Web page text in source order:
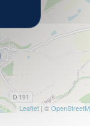
Leaflet| ©